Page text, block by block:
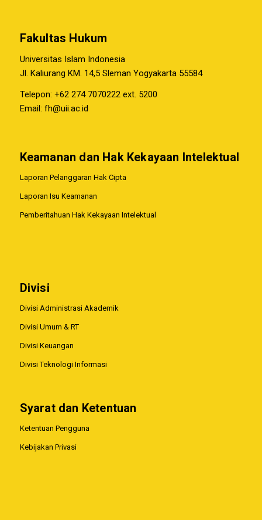
Fakultas Hukum
Universitas Islam Indonesia
Jl. Kaliurang KM. 14,5 Sleman Yogyakarta 55584
Telepon: +62 274 7070222 ext. 5200
Email: fh@uii.ac.id
Keamanan dan Hak Kekayaan Intelektual
Laporan Pelanggaran Hak Cipta
Laporan Isu Keamanan
Pemberitahuan Hak Kekayaan Intelektual
Divisi
Divisi Administrasi Akademik
Divisi Umum & RT
Divisi Keuangan
Divisi Teknologi Informasi
Syarat dan Ketentuan
Ketentuan Pengguna
Kebijakan Privasi